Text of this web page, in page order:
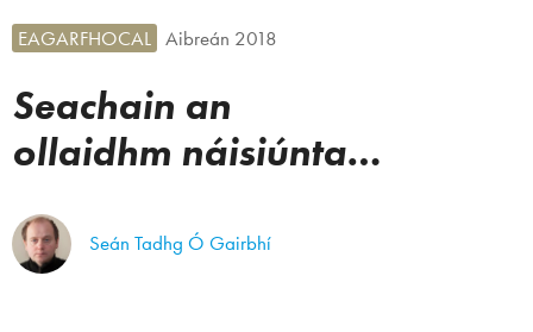
Seachain an
ollaidhm náisiúnta…
EAGARFHOCAL Aibreán 2018
Seán Tadhg Ó Gairbhí